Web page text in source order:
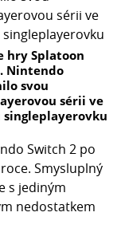
hry Splatoon
Nintendo
svou
sérii ve
singleplayerovku